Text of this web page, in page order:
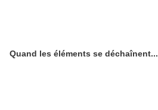
Quand les éléments se déchaînent...